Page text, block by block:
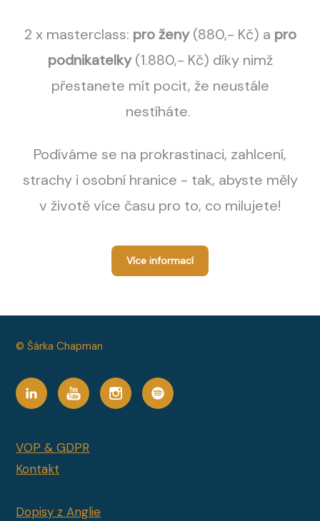
2 x masterclass: pro ženy(880,- Kč) a pro
podnikatelky(1.880,- Kč) díky nimž
přestanete mít pocit, že neustále
nestíháte.
Podíváme se na prokrastinaci, zahlcení,
strachy i osobní hranice - tak, abyste měly
v životě více času pro to, co milujete!
Více informací
© Šárka Chapman
VOP & GDPR
Kontakt
Dopisy z Anglie